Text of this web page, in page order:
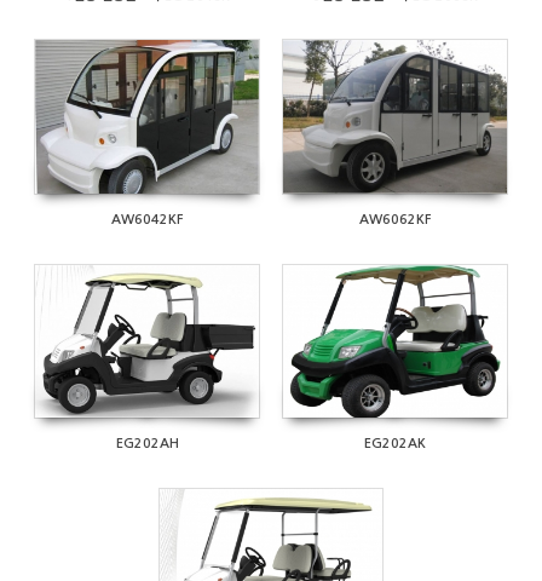
1519
AW6042KF
1060
AW6062KF
1297
EG202AH
1226
EG202AK
1411